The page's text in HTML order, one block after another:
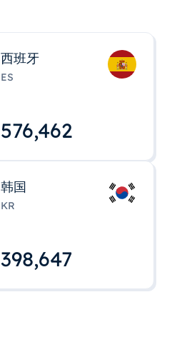
西班牙
ES
576,463
韩国
KR
398,648